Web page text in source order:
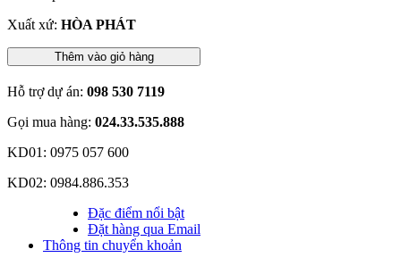
Xuất xứ: HÒA PHÁT
Thêm vào giỏ hàng
Hỗ trợ dự án: 098 530 7119
Gọi mua hàng: 024.33.535.888
KD01: 0975 057 600
KD02: 0984.886.353
Đặc điểm nổi bật
Đặt hàng qua Email
Thông tin chuyển khoản